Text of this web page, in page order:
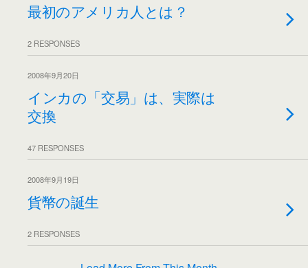
最初のアメリカ人とは？
2 RESPONSES
2008年9月20日
インカの「交易」は、実際は
交換
47 RESPONSES
2008年9月19日
貨幣の誕生
2 RESPONSES